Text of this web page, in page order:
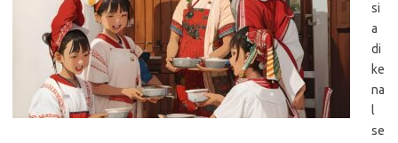
si
a
di
ke
na
l
se